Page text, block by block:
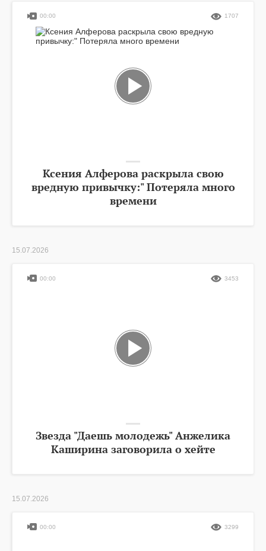
Ксения Алферова раскрыла свою
вредную привычку:" Потеряла много
времени
00:00 1707
15.07.2026
Звезда "Даешь молодежь" Анжелика
Каширина заговорила о хейте
00:00 3453
15.07.2026
00:00 3299